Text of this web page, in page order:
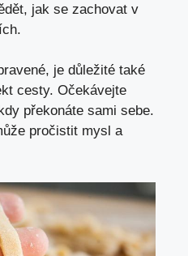
jak se zachovat v
je důležité také
cesty. Očekávejte
překonáte sami sebe.
pročistit mysl a